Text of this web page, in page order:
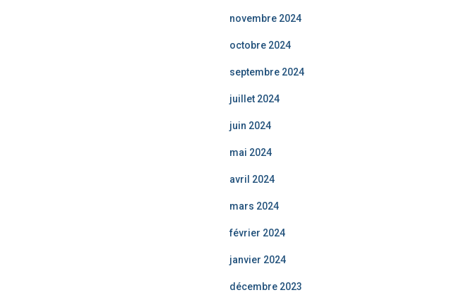
novembre 2024
octobre 2024
septembre 2024
juillet 2024
juin 2024
mai 2024
avril 2024
mars 2024
février 2024
janvier 2024
décembre 2023